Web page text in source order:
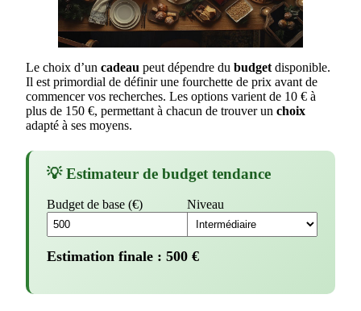
Le choix d’un cadeau peut dépendre du budget disponible.
Il est primordial de définir une fourchette de prix avant de
commencer vos recherches. Les options varient de 10 € à
plus de 150 €, permettant à chacun de trouver un choix
adapté à ses moyens.
💡 Estimateur de budget tendance
Budget de base (€) Niveau
Estimation finale : 500 €